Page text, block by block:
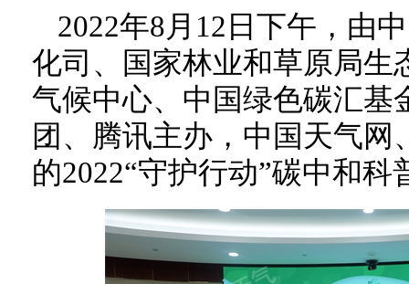
2022年8月12日下午，由
化司、国家林业和草原局生
气候中心、中国绿色碳汇基
团、腾讯主办，中国天气
的2022“守护行动”碳中和